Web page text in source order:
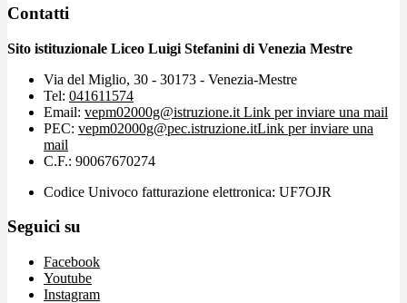
Contatti
Sito istituzionale Liceo Luigi Stefanini di Venezia Mestre
Via del Miglio, 30 - 30173 - Venezia-Mestre
Tel: 041611574
Email: vepm02000g@istruzione.it Link per inviare una mail
PEC: vepm02000g@pec.istruzione.itLink per inviare una
mail
C.F.: 90067670274
Codice Univoco fatturazione elettronica: UF7OJR
Seguici su
Facebook
Youtube
Instagram